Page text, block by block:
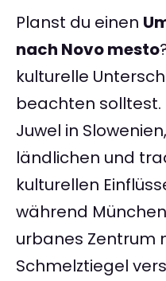
Planst du einen
nach Novo mesto
kulturelle
beachten solltest.
Juwel in
ländlichen und
kulturellen
während
urbanes Zentrum
Schmelztiegel